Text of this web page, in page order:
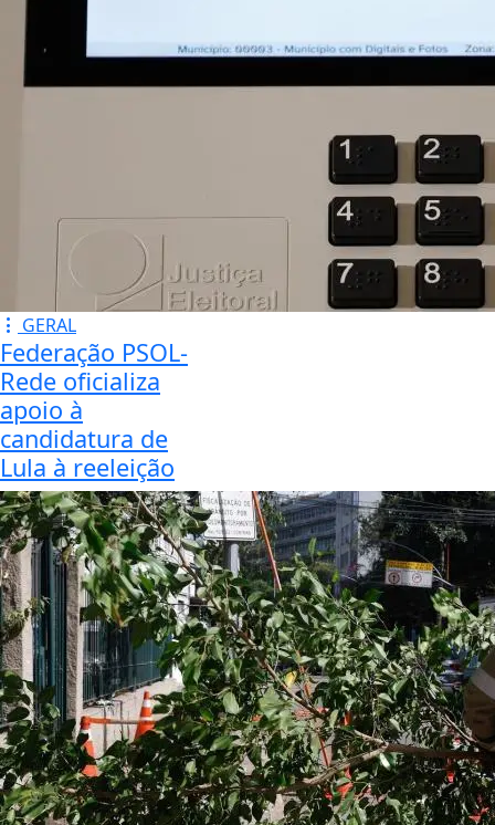
GERAL
Federação PSOL-
Rede oficializa
apoio à
candidatura de
Lula à reeleição